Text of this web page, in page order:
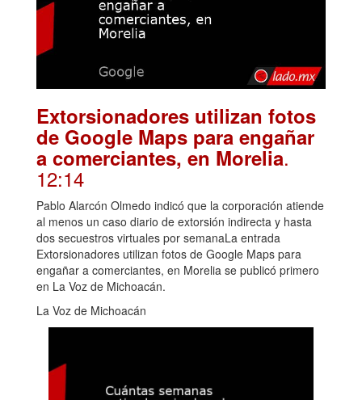
Extorsionadores utilizan fotos
de Google Maps para engañar
a comerciantes, en Morelia.
12:14
Pablo Alarcón Olmedo indicó que la corporación atiende
al menos un caso diario de extorsión indirecta y hasta
dos secuestros virtuales por semanaLa entrada
Extorsionadores utilizan fotos de Google Maps para
engañar a comerciantes, en Morelia se publicó primero
en La Voz de Michoacán.
La Voz de Michoacán